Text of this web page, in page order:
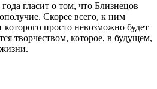
гласит о том, что Близнецов
Скорее всего, к ним
просто невозможно будет
творчеством, которое, в будущем,